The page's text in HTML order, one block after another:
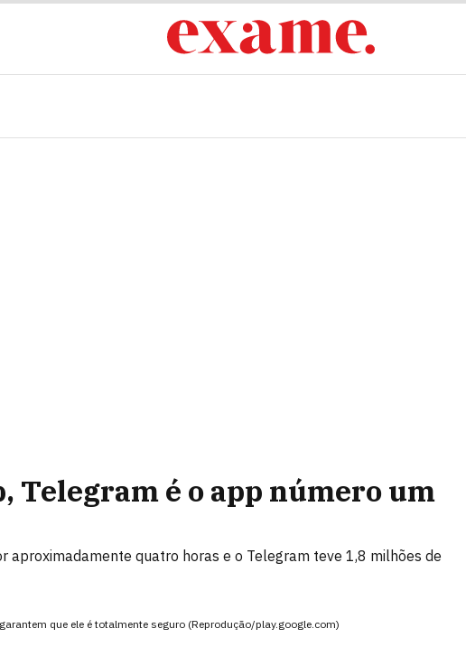
Telegram é o app número um
aproximadamente quatro horas e o Telegram teve 1,8 milhões de
que ele é totalmente seguro (Reprodução/play.google.com)